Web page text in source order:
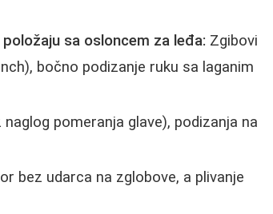
sa osloncem za leđa: Zgibovi
bočno podizanje ruku sa laganim
naglog pomeranja glave), podizanja na
bez udarca na zglobove, a plivanje